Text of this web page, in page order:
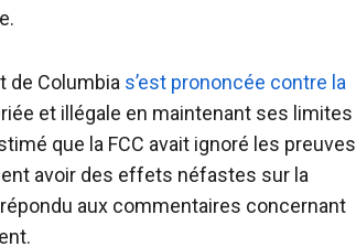
de Columbia s’est prononcée contre la
et illégale en maintenant ses limites
que la FCC avait ignoré les preuves
avoir des effets néfastes sur la
répondu aux commentaires concernant